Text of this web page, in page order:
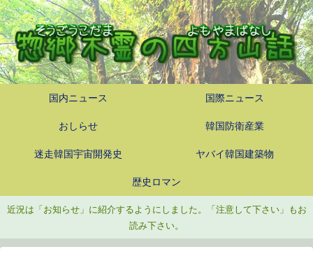
国内ニュース 国際ニュース
おしらせ 韓国防衛産業
迷走韓国宇宙開発史 ヤバイ韓国建築物
歴史ロマン
近況は「お知らせ」に紹介するようにしました。「注意して下さい」もお
読み下さい。